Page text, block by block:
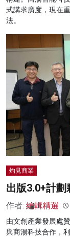
式講求廣度，現在
法。
灼見商業
出版3.0+計
作者: 編輯精選
由文創產業發展處
與商湯科技合作，